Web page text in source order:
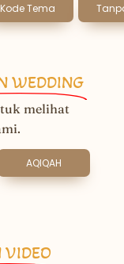
Kode Tema
WEDDING
melihat
AQIQAH